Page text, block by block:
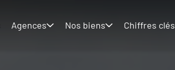
Agences Nos biens Chiffres clés